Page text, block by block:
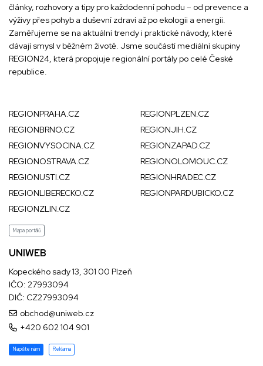
články, rozhovory a tipy pro každodenní pohodu – od prevence a
výživy přes pohyb a duševní zdraví až po ekologii a energii.
Zaměřujeme se na aktuální trendy i praktické návody, které
dávají smysl v běžném životě. Jsme součástí mediální skupiny
REGION24, která propojuje regionální portály po celé České
republice.
REGIONPRAHA.CZ
REGIONPLZEN.CZ
REGIONBRNO.CZ
REGIONJIH.CZ
REGIONVYSOCINA.CZ
REGIONZAPAD.CZ
REGIONOSTRAVA.CZ
REGIONOLOMOUC.CZ
REGIONUSTI.CZ
REGIONHRADEC.CZ
REGIONLIBERECKO.CZ
REGIONPARDUBICKO.CZ
REGIONZLIN.CZ
Mapa portálů
UNIWEB
Kopeckého sady 13, 301 00 Plzeň
IČO: 27993094
DIČ: CZ27993094
obchod@uniweb.cz
+420 602 104 901
Napište nám Reklama